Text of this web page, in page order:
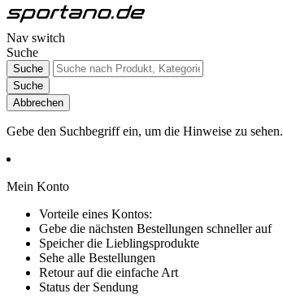
Nav switch
Suche
Suche
Suche
Abbrechen
Gebe den Suchbegriff ein, um die Hinweise zu sehen.
Mein Konto
Vorteile eines Kontos:
Gebe die nächsten Bestellungen schneller auf
Speicher die Lieblingsprodukte
Sehe alle Bestellungen
Retour auf die einfache Art
Status der Sendung